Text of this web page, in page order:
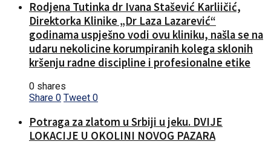
Rodjena Tutinka dr Ivana Stašević Karliičić,
Direktorka Klinike „Dr Laza Lazarević“
godinama uspješno vodi ovu kliniku, našla se na
udaru nekolicine korumpiranih kolega sklonih
kršenju radne discipline i profesionalne etike
0 shares
Share 0 Tweet 0
Potraga za zlatom u Srbiji u jeku. DVIJE
LOKACIJE U OKOLINI NOVOG PAZARA